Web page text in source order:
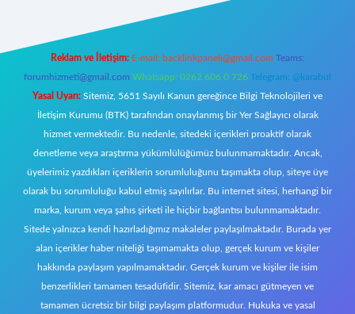
Reklam ve İletişim: E-mail: backlinkpaneli@gmail.com Teams:
forumhizmeti@gmail.com Whatsapp: 0262 606 0 726 Telegram: @karabul
Yasal Uyarı: Sitemiz, 5651 Sayılı Kanun gereğince Bilgi Teknolojileri ve
İletişim Kurumu (BTK) tarafından onaylanmış bir Yer Sağlayıcı olarak
hizmet vermektedir. Bu nedenle, sitedeki içerikleri proaktif olarak
denetleme veya araştırma yükümlülüğümüz bulunmamaktadır. Ancak,
üyelerimiz yazdıkları içeriklerin sorumluluğunu taşımakta olup, siteye üye
olarak bu sorumluluğu kabul etmiş sayılırlar. Bu internet sitesi, herhangi bir
marka, kurum veya şahıs şirketi ile hiçbir bağlantısı bulunmamaktadır.
Sitede yalnızca kendi hazırladığımız makaleler paylaşılmaktadır. Burada yer
alan içerikler haber niteliği taşımamakta olup, gerçek kurum ve kişiler
hakkında paylaşım yapılmamaktadır. Gerçek kurum ve kişiler ile isim
benzerlikleri tamamen tesadüfidir. Sitemiz, kar amacı gütmeyen ve
tamamen ücretsiz bir bilgi paylaşım platformudur. Hukuka ve yasal